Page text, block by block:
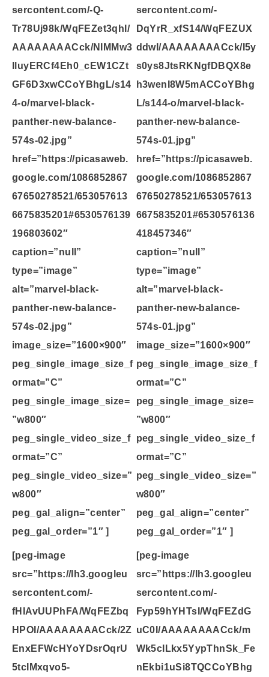
sercontent.com/-Q-
Tr78Uj98k/WqFEZet3qhI/
AAAAAAAACck/NIMMw3
IluyERCf4Eh0_cEW1CZt
GF6D3xwCCoYBhgL/s14
4-o/marvel-black-
panther-new-balance-
574s-02.jpg”
href=”https://picasaweb.
google.com/1086852867
67650278521/653057613
6675835201#6530576139
196803602″
caption=”null”
type=”image”
alt=”marvel-black-
panther-new-balance-
574s-02.jpg”
image_size=”1600×900″
peg_single_image_size_f
ormat=”C”
peg_single_image_size=
”w800″
peg_single_video_size_f
ormat=”C”
peg_single_video_size=”
w800″
peg_gal_align=”center”
peg_gal_order=”1″ ]
sercontent.com/-
DqYrR_xfS14/WqFEZUX
ddwI/AAAAAAAACck/I5y
s0ys8JtsRKNgfDBQX8e
h3wenI8W5mACCoYBhg
L/s144-o/marvel-black-
panther-new-balance-
574s-01.jpg”
href=”https://picasaweb.
google.com/1086852867
67650278521/653057613
6675835201#6530576136
418457346″
caption=”null”
type=”image”
alt=”marvel-black-
panther-new-balance-
574s-01.jpg”
image_size=”1600×900″
peg_single_image_size_f
ormat=”C”
peg_single_image_size=
”w800″
peg_single_video_size_f
ormat=”C”
peg_single_video_size=”
w800″
peg_gal_align=”center”
peg_gal_order=”1″ ]
[peg-image
src=”https://lh3.googleu
sercontent.com/-
fHIAvUUPhFA/WqFEZbq
HPOI/AAAAAAAACck/2Z
EnxEFWcHYoYDsrOqrU
5tcIMxqvo5-
[peg-image
src=”https://lh3.googleu
sercontent.com/-
Fyp59hYHTsI/WqFEZdG
uC0I/AAAAAAAACck/m
Wk5cILkx5YypThnSk_Fe
nEkbi1uSi8TQCCoYBhg